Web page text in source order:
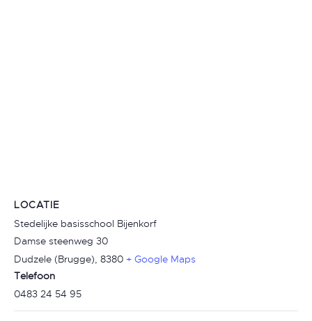
LOCATIE
Stedelijke basisschool Bijenkorf
Damse steenweg 30
Dudzele (Brugge), 8380 + Google Maps
Telefoon
0483 24 54 95